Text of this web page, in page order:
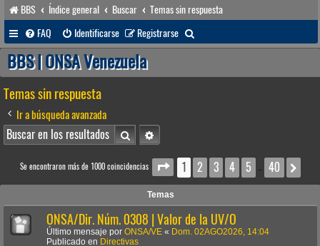
BBS Índice general Buscar
Temas sin respuesta
FAQ
Identificarse Registrarse
u
BBS | ONSA Venezuela
Temas sin respuesta
Ir a búsqueda avanzada
BuscarBúsqueda avanzada
Se encontraron más de 1000 coincidencias Página1 de 40
1 2 3 4 5 … 40
Temas
ONSA/Dir. Núm. 0308 | Valor de la UV/O
Último mensaje por ONSA/VE « Dom. 02AGO2026, 14:04
Publicado en Directivas